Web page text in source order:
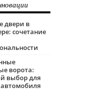
двери в
сочетание
ворота:
выбор для